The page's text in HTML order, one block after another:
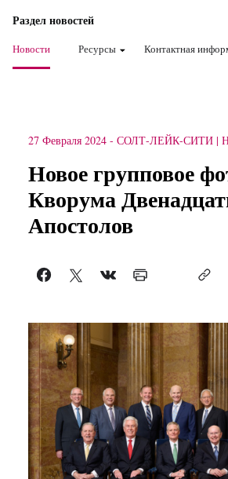
Раздел новостей
Новости Ресурсы Контактная
27 Февраля 2024 - СОЛТ-ЛЕЙК-СИТИ
Новое групповое
Кворума
Апостолов